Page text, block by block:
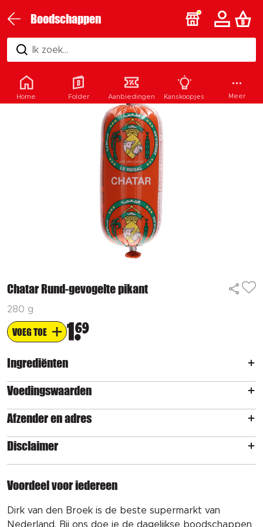
Boodschappen
Ik zoek...
Chatar Rund-gevogelte pikant
280 g
VOEG TOE 1 69
Ingrediënten
Voedingswaarden
Afzender en adres
Disclaimer
Voordeel voor iedereen
Dirk van den Broek is de beste supermarkt van
Nederland. Bij ons doe je de dagelijkse boodschappen
Home Folder Aanbiedingen Kanskoopjes Meer